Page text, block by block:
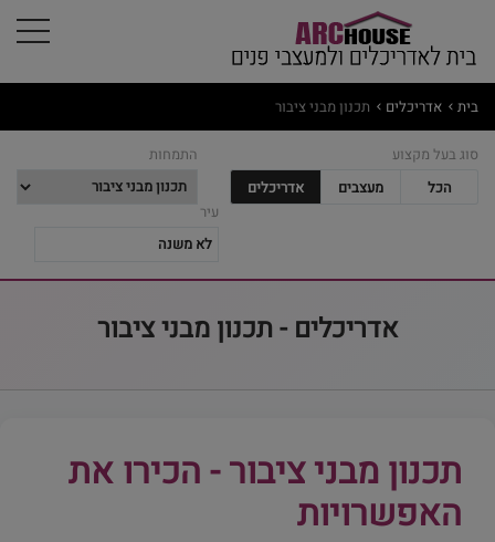
בית אדריכלים תכנון מבני ציבור
סוג בעל מקצוע
הכל
מעצבים אדריכלים
התמחות
עיר
אדריכלים - תכנון מבני ציבור
תכנון מבני ציבור - הכירו את
האפשרויות